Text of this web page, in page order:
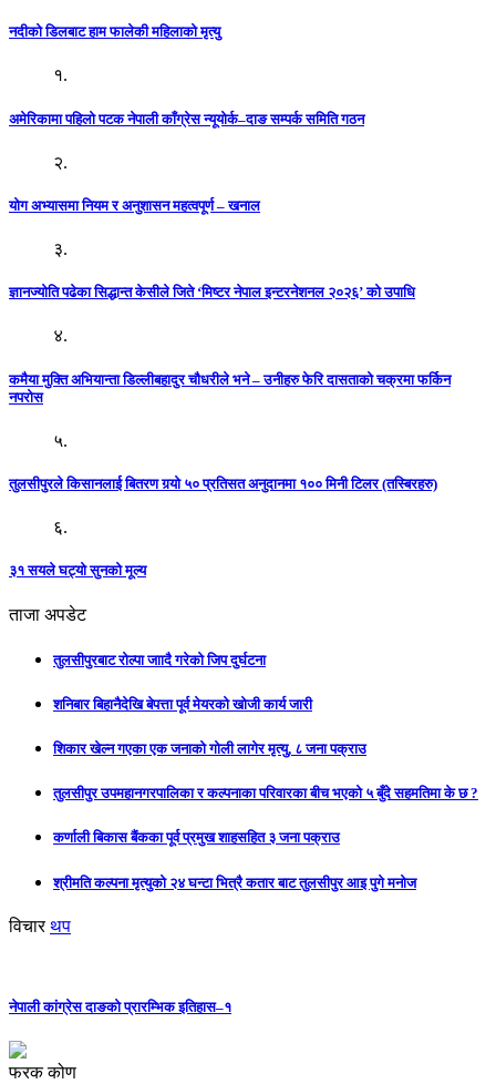
नदीको डिलबाट हाम फालेकी महिलाको मृत्यु
१.
अमेरिकामा पहिलो पटक नेपाली काँग्रेस न्यूयोर्क–दाङ सम्पर्क समिति गठन
२.
योग अभ्यासमा नियम र अनुशासन महत्वपूर्ण – खनाल
३.
ज्ञानज्योति पढेका सिद्धान्त केसीले जिते ‘मिष्टर नेपाल इन्टरनेशनल २०२६’ को उपाधि
४.
कमैया मुक्ति अभियान्ता डिल्लीबहादुर चौधरीले भने – उनीहरु फेरि दासताको चक्रमा फर्किन
नपरोस
५.
तुलसीपुरले किसानलाई बितरण गर्‍यो ५० प्रतिसत अनुदानमा १०० मिनी टिलर (तस्बिरहरु)
६.
३१ सयले घट्यो सुनको मूल्य
ताजा अपडेट
तुलसीपुरबाट रोल्पा जाादै गरेको जिप दुर्घटना
शनिबार बिहानैदेखि बेपत्ता पूर्व मेयरको खोजी कार्य जारी
शिकार खेल्न गएका एक जनाको गोली लागेर मृत्यु, ८ जना पक्राउ
तुलसीपुर उपमहानगरपालिका र कल्पनाका परिवारका बीच भएको ५ बुँदे सहमतिमा के छ ?
कर्णाली बिकास बैंकका पूर्व प्रमुख शाहसहित ३ जना पक्राउ
श्रीमति कल्पना मृत्युको २४ घन्टा भित्रै कतार बाट तुलसीपुर आइ पुगे मनोज
विचार थप
नेपाली कांग्रेस दाङको प्रारम्भिक इतिहास–१
फरक कोण